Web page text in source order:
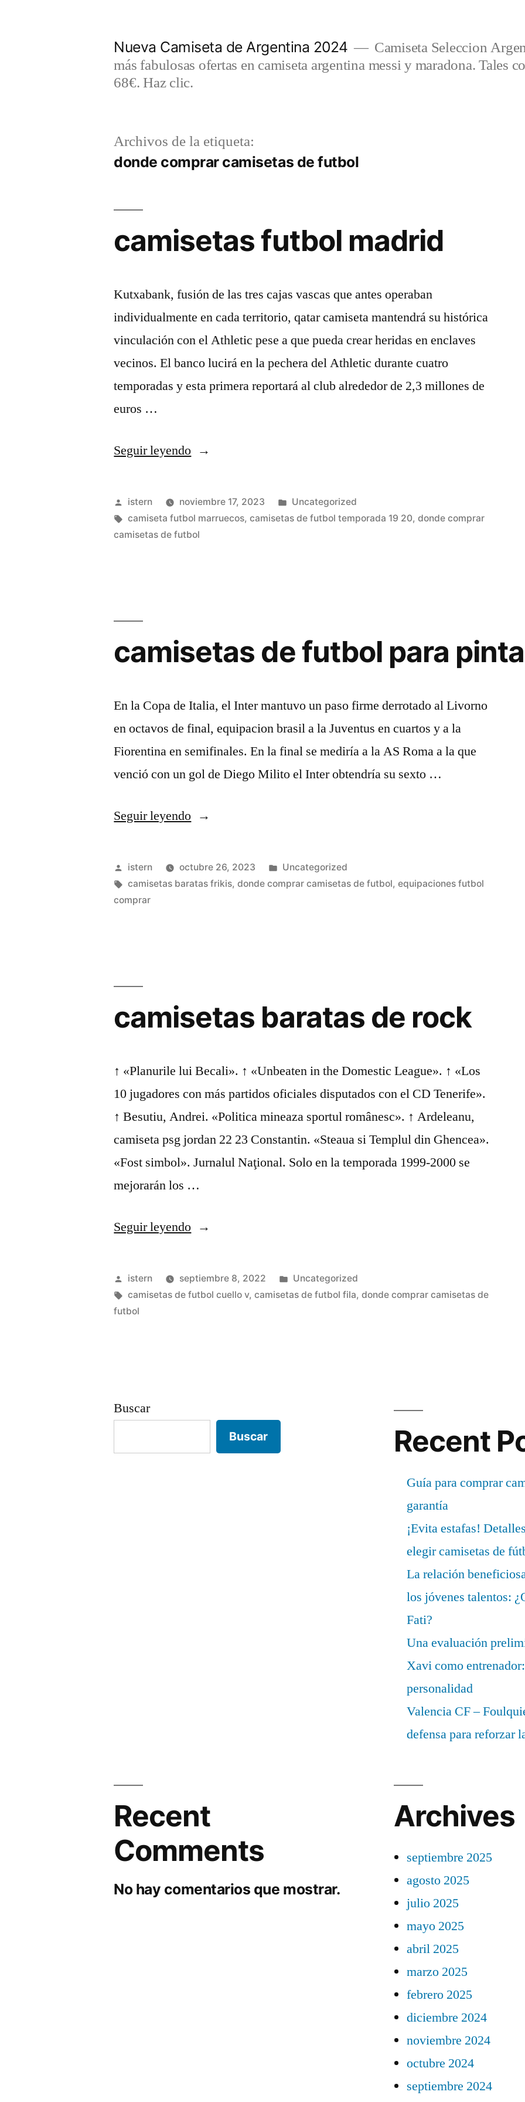
Nueva Camiseta de Argentina 2024
Camiseta Seleccion
más fabulosas ofertas en camiseta argentina messi y maradona. Tales
68€. Haz clic.
Archivos de la etiqueta:
donde comprar camisetas de futbol
camisetas futbol madrid
Kutxabank, fusión de las tres cajas vascas que antes operaban
individualmente en cada territorio, qatar camiseta mantendrá su histórica
vinculación con el Athletic pese a que pueda crear heridas en enclaves
vecinos. El banco lucirá en la pechera del Athletic durante cuatro
temporadas y esta primera reportará al club alrededor de 2,3 millones de
euros …
Seguir leyendo«camisetas
madrid»
Publicado
por
istern noviembre 17, 2023
Publicado
en
Uncategorized
Etiquetas:
camiseta futbol marruecos,camisetas de futbol temporada 19 20,donde comprar
camisetas de futbol
camisetas de futbol para
En la Copa de Italia, el Inter mantuvo un paso firme derrotado al Livorno
en octavos de final, equipacion brasil a la Juventus en cuartos y a la
Fiorentina en semifinales. En la final se mediría a la AS Roma a la que
venció con un gol de Diego Milito el Inter obtendría su sexto …
Seguir leyendo«camisetas
futbol
para
Publicado
por
istern octubre 26, 2023
Publicado
en
Uncategorized
Etiquetas:
camisetas baratas frikis,donde comprar camisetas de futbol,equipaciones futbol
comprar
camisetas baratas de rock
↑ «Planurile lui Becali». ↑ «Unbeaten in the Domestic League». ↑ «Los
10 jugadores con más partidos oficiales disputados con el CD Tenerife».
↑ Besutiu, Andrei. «Politica mineaza sportul românesc». ↑ Ardeleanu,
camiseta psg jordan 22 23 Constantin. «Steaua si Templul din Ghencea».
«Fost simbol». Jurnalul Naţional. Solo en la temporada 1999-2000 se
mejorarán los …
Seguir leyendo«camisetas
de
rock»
Publicado
por
istern septiembre 8, 2022
Publicado
en
Uncategorized
Etiquetas:
camisetas de futbol cuello v,camisetas de futbol fila,donde comprar camisetas de
futbol
Buscar
Buscar Recent
Guía para comprar
garantía
¡Evita estafas!
elegir camisetas de
La relación
los jóvenes talentos:
Fati?
Una evaluación
Xavi como
personalidad
Valencia CF –
defensa para reforzar
Recent
Comments
No hay comentarios que mostrar.
Archives
septiembre 2025
agosto 2025
julio 2025
mayo 2025
abril 2025
marzo 2025
febrero 2025
diciembre 2024
noviembre 2024
octubre 2024
septiembre 2024